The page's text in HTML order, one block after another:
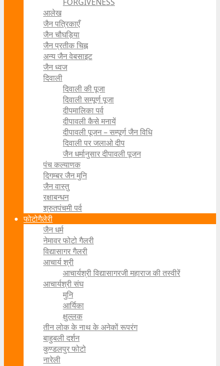
आलेख
जैन पत्रिकाएँ
जैन चौघड़िया
जैन प्रतीक चिह्न
अन्य जैन वेबसाइट
जैन ध्वज
दिवाली
दिवाली की पूजा
दिवाली सम्पूर्ण पूजा
दीपमालिका पर्व
दीपावली कैसे मनायें
दीपावली पूजन – सम्पूर्ण जैन विधि
दिवाली पर जलाओ दीप
जैन धर्मानुसार दीपावली पूजन
पंच कल्याणक
दिगम्बर जैन मुनि
जैन वास्तु
रक्षाबन्धन
श्रुतपंचमी पर्व
फोटोगैलेरी
जैन धर्म
नेमावर फोटो गैलरी
विद्यासागर गैलरी
आचार्य श्री
आचार्यश्री विद्यासागरजी महाराज की तस्वीरें
आचार्यश्री संघ
मुनि
आर्यिका
क्षुल्लक
तीन लोक के नाथ के अनेकों रूपरंग
बाहुबली दर्शन
कुण्डलपुर फोटो
नारेली